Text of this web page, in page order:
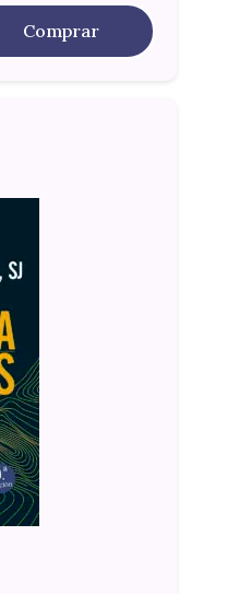
Comprar